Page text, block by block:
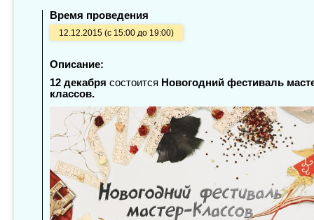
Время проведения
12.12.2015 (с 15:00 до 19:00)
Описание:
12 декабря состоится Новогодний фестиваль
классов.